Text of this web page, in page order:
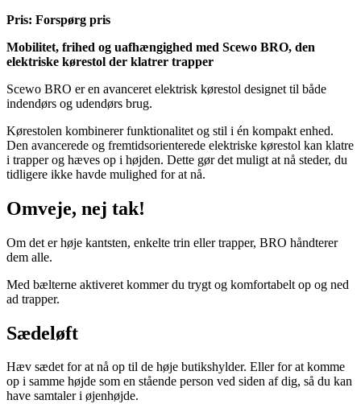
Pris: Forspørg pris
Mobilitet, frihed og uafhængighed med Scewo BRO, den
elektriske kørestol der klatrer trapper
Scewo BRO er en avanceret elektrisk kørestol designet til både
indendørs og udendørs brug.
Kørestolen kombinerer funktionalitet og stil i én kompakt enhed.
Den avancerede og fremtidsorienterede elektriske kørestol kan klatre
i trapper og hæves op i højden. Dette gør det muligt at nå steder, du
tidligere ikke havde mulighed for at nå.
Omveje, nej tak!
Om det er høje kantsten, enkelte trin eller trapper, BRO håndterer
dem alle.
Med bælterne aktiveret kommer du trygt og komfortabelt op og ned
ad trapper.
Sædeløft
Hæv sædet for at nå op til de høje butikshylder. Eller for at komme
op i samme højde som en stående person ved siden af dig, så du kan
have samtaler i øjenhøjde.